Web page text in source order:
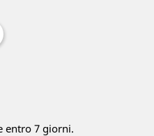
entro 7 giorni.